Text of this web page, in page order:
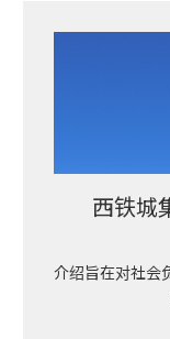
西铁城
介绍旨在对社会